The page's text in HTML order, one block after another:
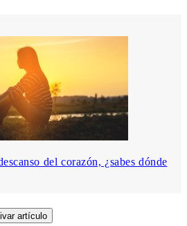
del corazón, ¿sabes dónde
artículo